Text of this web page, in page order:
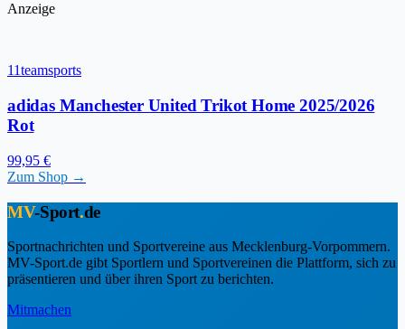
Anzeige
11teamsports
adidas Manchester United Trikot Home 2025/2026
Rot
99,95 €
Zum Shop →
MV-Sport.de
Sportnachrichten und Sportvereine aus Mecklenburg-Vorpommern.
MV-Sport.de gibt Sportlern und Sportvereinen die Plattform, sich zu
präsentieren und über ihren Sport zu berichten.
Mitmachen